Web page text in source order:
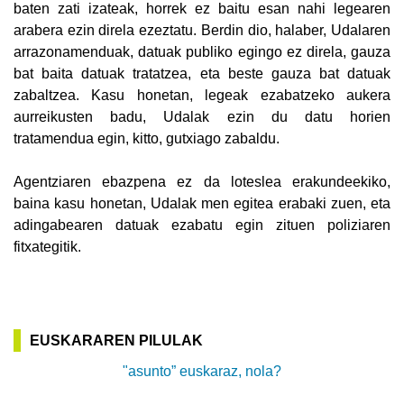
baten zati izateak, horrek ez baitu esan nahi legearen
arabera ezin direla ezeztatu. Berdin dio, halaber, Udalaren
arrazonamenduak, datuak publiko egingo ez direla, gauza
bat baita datuak tratatzea, eta beste gauza bat datuak
zabaltzea. Kasu honetan, legeak ezabatzeko aukera
aurreikusten badu, Udalak ezin du datu horien
tratamendua egin, kitto, gutxiago zabaldu.
Agentziaren ebazpena ez da loteslea erakundeekiko,
baina kasu honetan, Udalak men egitea erabaki zuen, eta
adingabearen datuak ezabatu egin zituen poliziaren
fitxategitik.
EUSKARAREN PILULAK
"asunto” euskaraz, nola?